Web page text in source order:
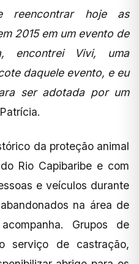
reencontrar hoje as
2015 em um evento de
encontrei Vivi, uma
daquele evento, e eu
ser adotada por um
da proteção animal
Rio Capibaribe e com
e veículos durante
na área de
Grupos de
serviço de castração,